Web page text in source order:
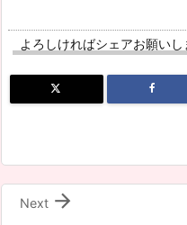
よろしければシェアお願いし

Next